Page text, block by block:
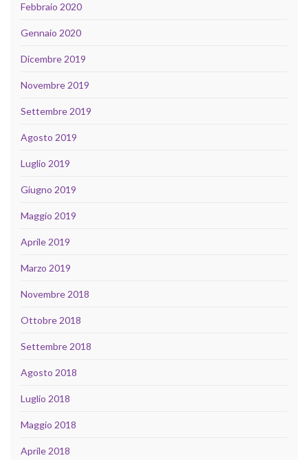
Febbraio 2020
Gennaio 2020
Dicembre 2019
Novembre 2019
Settembre 2019
Agosto 2019
Luglio 2019
Giugno 2019
Maggio 2019
Aprile 2019
Marzo 2019
Novembre 2018
Ottobre 2018
Settembre 2018
Agosto 2018
Luglio 2018
Maggio 2018
Aprile 2018